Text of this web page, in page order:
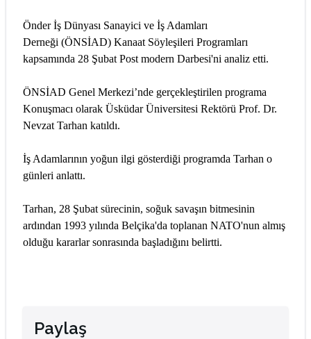
Önder İş Dünyası Sanayici ve İş Adamları
Derneği (ÖNSİAD) Kanaat Söyleşileri Programları
kapsamında 28 Şubat Post modern Darbesi'ni analiz etti.
ÖNSİAD Genel Merkezi’nde gerçekleştirilen programa
Konuşmacı olarak Üsküdar Üniversitesi Rektörü Prof. Dr.
Nevzat Tarhan katıldı.
İş Adamlarının yoğun ilgi gösterdiği programda Tarhan o
günleri anlattı.
Tarhan, 28 Şubat sürecinin, soğuk savaşın bitmesinin
ardından 1993 yılında Belçika'da toplanan NATO'nun almış
olduğu kararlar sonrasında başladığını belirtti.
Paylaş